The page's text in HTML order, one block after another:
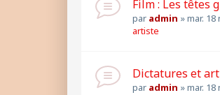
Film : Les têtes
par admin »mar. 18
artiste
Dictatures et
par admin »mar. 18